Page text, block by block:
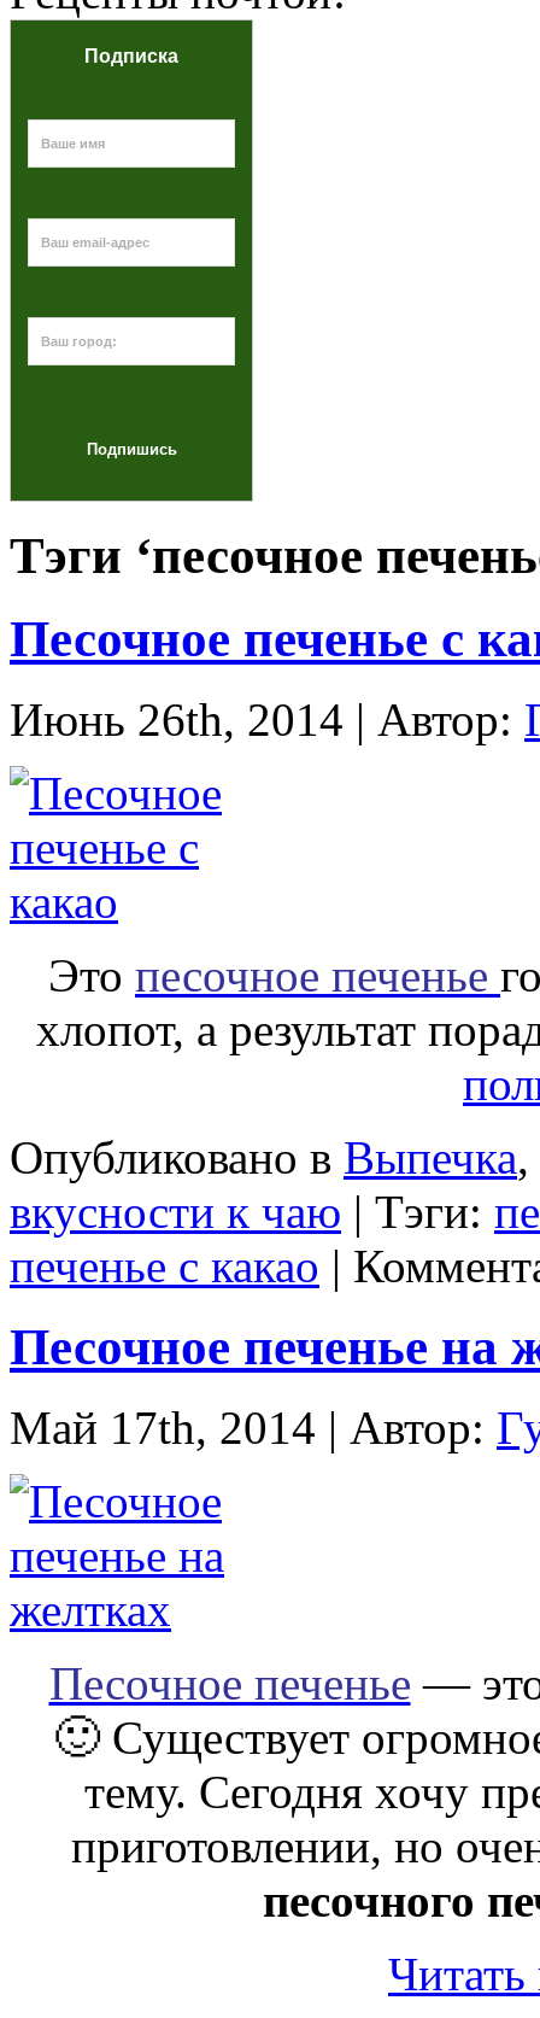
Подписка
Тэги ‘песочное
Песочное печенье с
Июнь 26th, 2014 | Автор:
Это песочное печенье
хлопот, а результат
Опубликовано в Выпечка,
вкусности к чаю | Тэги:
печенье с какао |
Песочное печенье на
Май 17th, 2014 | Автор:
Песочное печенье —
🙂 Существует
тему. Сегодня хочу
приготовлении, но
песочного